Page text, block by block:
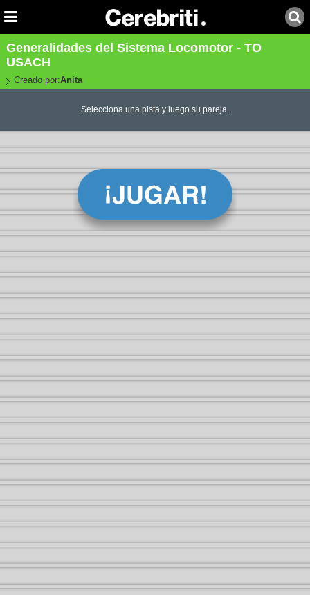
Generalidades del Sistema Locomotor - TO
USACH
Creado por:Anita
Selecciona una pista y luego su pareja.